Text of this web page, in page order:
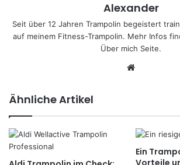
Alexander
Seit über 12 Jahren Trampolin begeistert
auf meinem Fitness-Trampolin. Mehr Infos
Über mich Seite.
Ähnliche Artikel
Ein